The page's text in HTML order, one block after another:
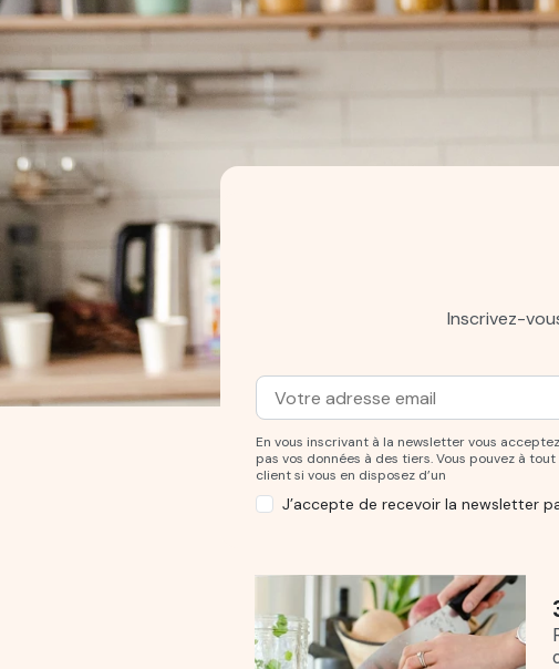
Inscrivez-
Adresse mail
Entrez votre adresse mail pour vous
En vous inscrivant à la newsletter vous
pas vos données à des tiers. Vous pouvez à
client si vous en disposez d’un
J’accepte de recevoir la newsletter